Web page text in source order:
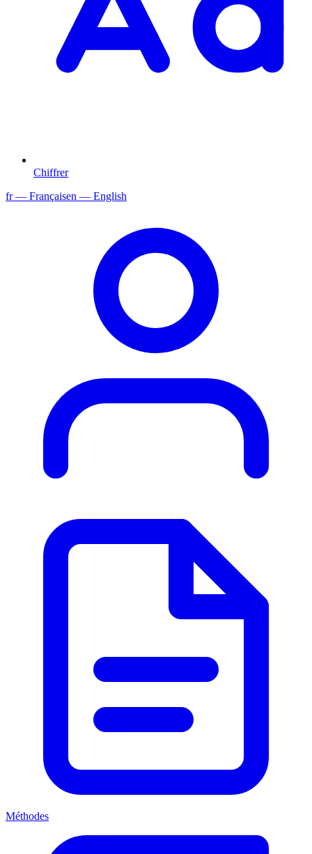
Chiffrer
fr— Françaisen — English
Méthodes